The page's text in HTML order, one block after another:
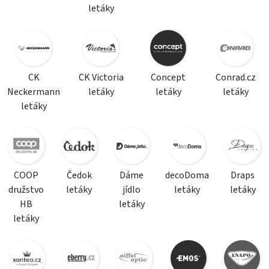
letáky
CK
Neckermann
letáky
CK Victoria
letáky
Concept
letáky
Conrad.cz
letáky
COOP
družstvo
HB
letáky
Čedok
letáky
Dáme
jídlo
letáky
decoDoma
letáky
Draps
letáky